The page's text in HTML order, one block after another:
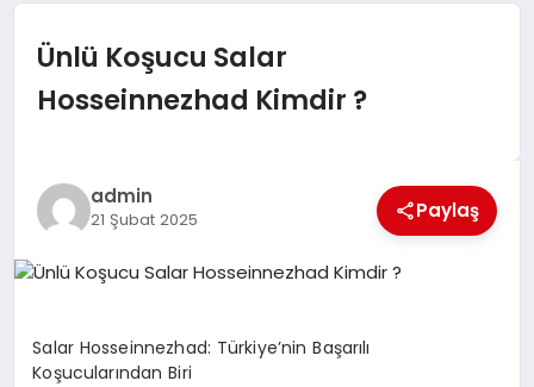
SAĞLIK
TEKNOLOJI
DÜNYA
EĞITIM
Ünlü Koşucu Salar
Hosseinnezhad Kimdir ?
admin
21 Şubat 2025 Paylaş
Salar Hosseinnezhad: Türkiye’nin Başarılı
Koşucularından Biri